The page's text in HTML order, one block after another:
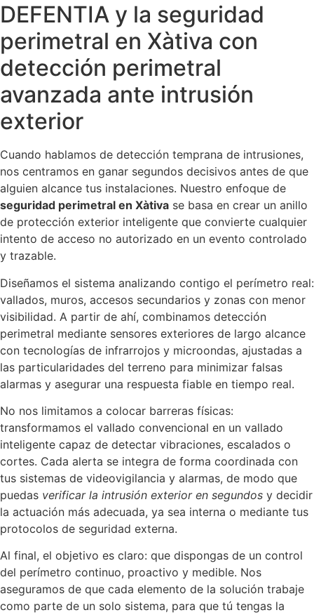
DEFENTIA y la seguridad
perimetral en Xàtiva con
detección perimetral
avanzada ante intrusión
exterior
Cuando hablamos de detección temprana de intrusiones,
nos centramos en ganar segundos decisivos antes de que
alguien alcance tus instalaciones. Nuestro enfoque de
seguridad perimetral en Xàtiva se basa en crear un anillo
de protección exterior inteligente que convierte cualquier
intento de acceso no autorizado en un evento controlado
y trazable.
Diseñamos el sistema analizando contigo el perímetro real:
vallados, muros, accesos secundarios y zonas con menor
visibilidad. A partir de ahí, combinamos detección
perimetral mediante sensores exteriores de largo alcance
con tecnologías de infrarrojos y microondas, ajustadas a
las particularidades del terreno para minimizar falsas
alarmas y asegurar una respuesta fiable en tiempo real.
No nos limitamos a colocar barreras físicas:
transformamos el vallado convencional en un vallado
inteligente capaz de detectar vibraciones, escalados o
cortes. Cada alerta se integra de forma coordinada con
tus sistemas de videovigilancia y alarmas, de modo que
puedas verificar la intrusión exterior en segundos y decidir
la actuación más adecuada, ya sea interna o mediante tus
protocolos de seguridad externa.
Al final, el objetivo es claro: que dispongas de un control
del perímetro continuo, proactivo y medible. Nos
aseguramos de que cada elemento de la solución trabaje
como parte de un solo sistema, para que tú tengas la